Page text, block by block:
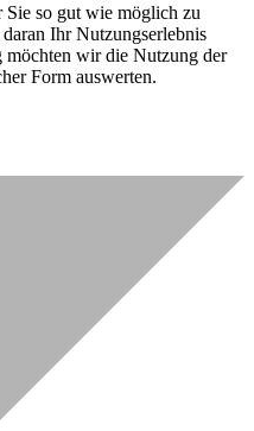
Sie so gut wie möglich zu
Ihr Nutzungserlebnis
möchten wir die Nutzung der
Form auswerten.